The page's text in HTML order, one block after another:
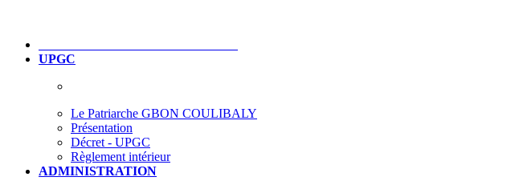
UPGC
Le Patriarche GBON COULIBALY
Présentation
Décret - UPGC
Règlement intérieur
ADMINISTRATION